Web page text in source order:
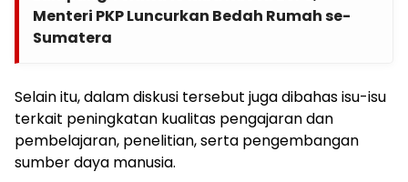
Menteri PKP Luncurkan Bedah Rumah se-
Sumatera
Selain itu, dalam diskusi tersebut juga dibahas isu-isu
terkait peningkatan kualitas pengajaran dan
pembelajaran, penelitian, serta pengembangan
sumber daya manusia.